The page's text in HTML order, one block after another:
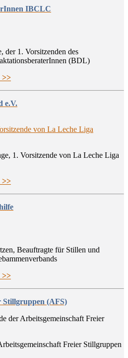
IBCLC
der 1. Vorsitzenden des
(BDL)
>>
e.V.
1. Vorsitzende von La Leche Liga
>>
Beauftragte für Stillen und
>>
Stillgruppen (AFS)
Freier Stillgruppen